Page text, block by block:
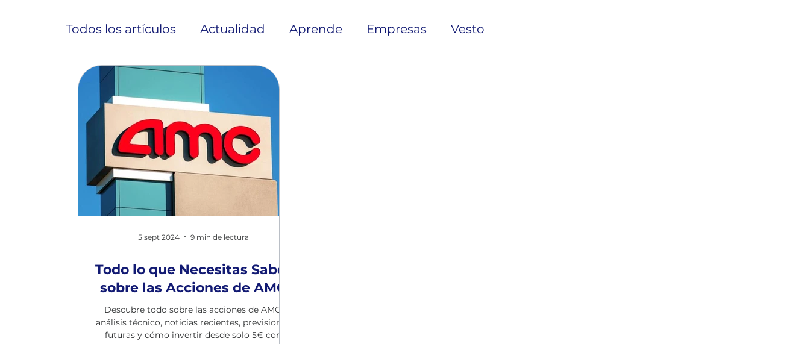
Todos los artículos Actualidad Aprende Empresas Vesto
Todo lo que Necesitas Saber
sobre las Acciones de AMC
Descubre todo sobre las acciones de AMC:
análisis técnico, noticias recientes, previsiones
futuras y cómo invertir desde solo 5€ con
5 sept 2024 9 min de lectura